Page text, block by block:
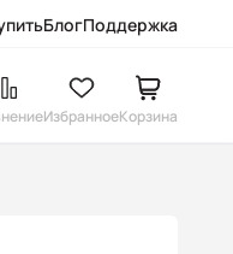
БлогПоддержка
ИзбранноеКорзина